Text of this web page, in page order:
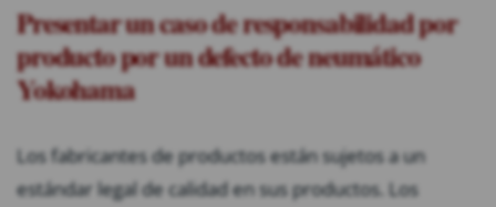
Presentar un caso de responsabilidad por
producto por un defecto de neumático
Yokohama
Los fabricantes de productos están sujetos a un
estándar legal de calidad en sus productos. Los